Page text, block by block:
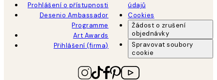
Prohlášení o přístupnosti
Desenio Ambassador
Programme
Art Awards
Přihlášení (firma)
údajů
Cookies
Žádost o zrušení
objednávky
Spravovat soubory
cookie